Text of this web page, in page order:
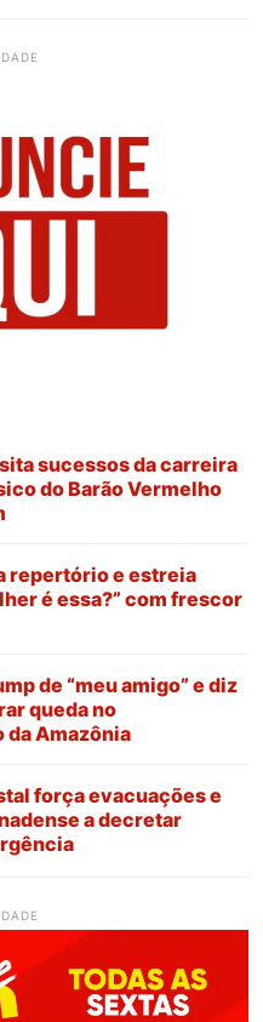
sucessos da carreira
do Barão Vermelho
repertório e estreia
é essa?” com frescor
de “meu amigo” e diz
queda no
da Amazônia
força evacuações e
a decretar